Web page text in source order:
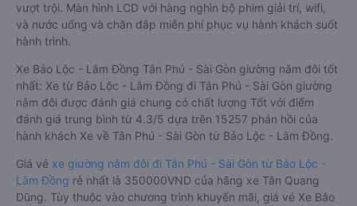
vượt trội. Màn hình LCD với hàng nghìn bộ phim giải trí, wifi,
và nước uống và chăn đắp miễn phí phục vụ hành khách suốt
hành trình.
Xe Bảo Lộc - Lâm Đồng Tân Phú - Sài Gòn giường nằm đôi tốt
nhất: Xe từ Bảo Lộc - Lâm Đồng đi Tân Phú - Sài Gòn giường
nằm đôi được đánh giá chung có chất lượng Tốt với điểm
đánh giá trung bình từ 4.3/5 dựa trên 15257 phản hồi của
hành khách Xe về Tân Phú - Sài Gòn từ Bảo Lộc - Lâm Đồng.
Giá vé xe giường nằm đôi đi Tân Phú - Sài Gòn từ Bảo Lộc -
Lâm Đồng rẻ nhất là 350000VND của hãng xe Tân Quang
Dũng. Tùy thuộc vào chương trình khuyến mãi, giá vé Xe Bảo